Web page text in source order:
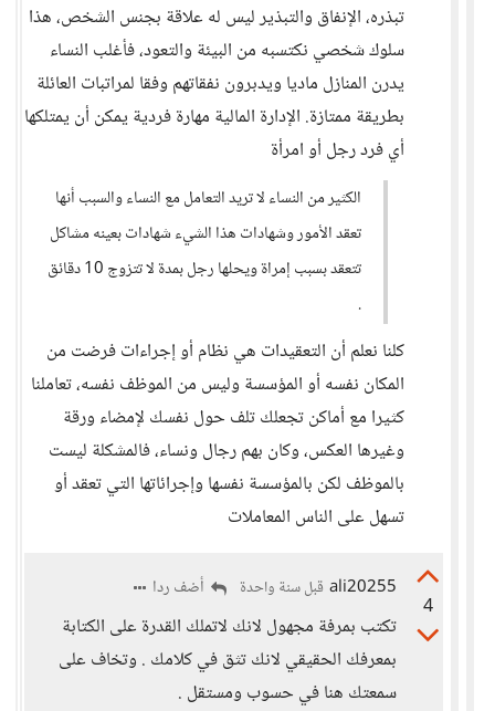
تبذره، الإنفاق والتبذير ليس له علاقة بجنس الشخص، هذا
سلوك شخصي نكتسبه من البيئة والتعود، فأغلب النساء
يدرن المنازل ماديا ويدبرون نفقاتهم وفقا لمراتبات العائلة
بطريقة ممتازة. الإدارة المالية مهارة فردية يمكن أن يمتلكها
أي فرد رجل أو امرأة
الكثير من النساء لا تريد التعامل مع النساء والسبب أنها
تعقد الأمور وشهادات هذا الشيء شهادات بعينه مشاكل
تتعقد بسبب إمراة ويحلها رجل بمدة لا تتزوج 10 دقائق
.
كلنا نعلم أن التعقيدات هي نظام أو إجراءات فرضت من
المكان نفسه أو المؤسسة وليس من الموظف نفسه، تعاملنا
كثيرا مع أماكن تجعلك تلف حول نفسك لإمضاء ورقة
وغيرها العكس، وكان بهم رجال ونساء، فالمشكلة ليست
بالموظف لكن بالمؤسسة نفسها وإجرائاتها التي تعقد أو
تسهل على الناس المعاملات
4
ali20255 قبل سنة واحدة أضف ردا
تكتب بمرفة مجهول لانك لاتملك القدرة على الكتابة
بمعرفك الحقيقي لانك تثق في كلامك . وتخاف على
سمعتك هنا في حسوب ومستقل .